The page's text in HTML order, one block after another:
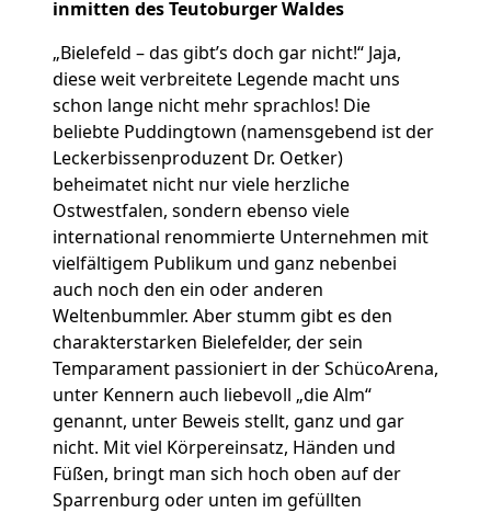
inmitten des Teutoburger Waldes
„Bielefeld – das gibt’s doch gar nicht!“ Jaja,
diese weit verbreitete Legende macht uns
schon lange nicht mehr sprachlos! Die
beliebte Puddingtown (namensgebend ist der
Leckerbissenproduzent Dr. Oetker)
beheimatet nicht nur viele herzliche
Ostwestfalen, sondern ebenso viele
international renommierte Unternehmen mit
vielfältigem Publikum und ganz nebenbei
auch noch den ein oder anderen
Weltenbummler. Aber stumm gibt es den
charakterstarken Bielefelder, der sein
Temparament passioniert in der SchücoArena,
unter Kennern auch liebevoll „die Alm“
genannt, unter Beweis stellt, ganz und gar
nicht. Mit viel Körpereinsatz, Händen und
Füßen, bringt man sich hoch oben auf der
Sparrenburg oder unten im gefüllten